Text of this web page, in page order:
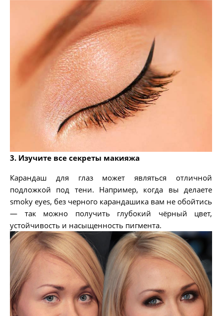
3. Изучите все секреты макияжа
Карандаш для глаз может являться отличной
подложкой под тени. Например, когда вы делаете
smoky eyes, без черного карандашика вам не обойтись
— так можно получить глубокий чёрный цвет,
устойчивость и насыщенность пигмента.